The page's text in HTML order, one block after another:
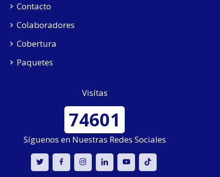
Contacto
Colaboradores
Cobertura
Paquetes
Visítas
74601
Síguenos en Nuestras Redes Sociales